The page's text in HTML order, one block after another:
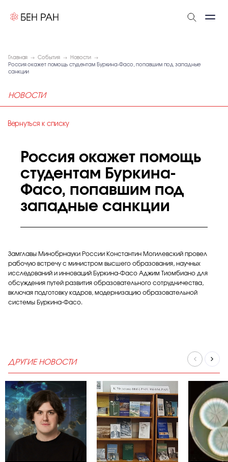
Главная События
Новости
Россия окажет помощь студентам Буркина-Фасо, попавшим под западные
санкции
НОВОСТИ
Вернуться к списку
Россия окажет помощь
студентам Буркина-
Фасо, попавшим под
западные санкции
Замглавы Минобрнауки России Константин Могилевский провел
рабочую встречу с министром высшего образования, научных
исследований и инноваций Буркина-Фасо Аджим Тиомбиано для
обсуждения путей развития образовательного сотрудничества,
включая подготовку кадров, модернизацию образовательной
системы Буркина-Фасо.
ДРУГИЕ НОВОСТИ